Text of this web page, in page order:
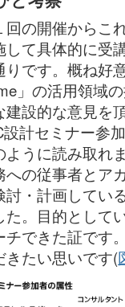
回の開催からこ
して具体的に受
りです。概ね好
」の活用領域
建設的な意見を
設計セミナー参
ように読み取れ
への従事者とア
討・計画してい
た。目的として
チできた証です
きたい思いです(